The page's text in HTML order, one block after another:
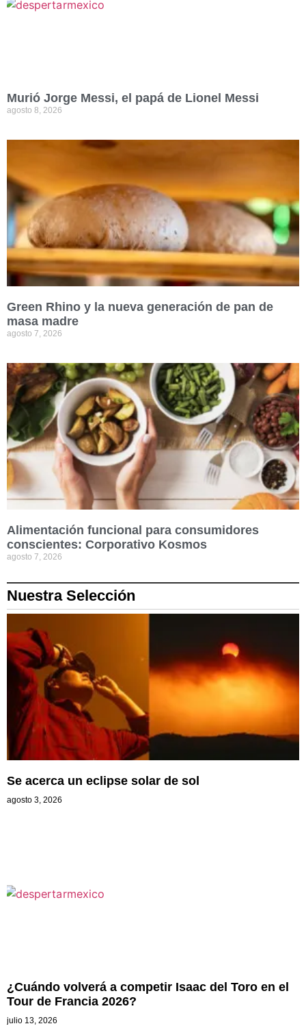
Murió Jorge Messi, el papá de Lionel Messi
agosto 8, 2026
Green Rhino y la nueva generación de pan de
masa madre
agosto 7, 2026
Alimentación funcional para consumidores
conscientes: Corporativo Kosmos
agosto 7, 2026
Nuestra Selección
Se acerca un eclipse solar de sol
agosto 3, 2026
¿Cuándo volverá a competir Isaac del Toro en el
Tour de Francia 2026?
julio 13, 2026